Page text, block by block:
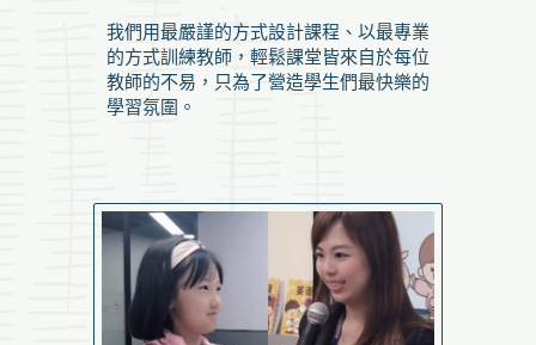
我們用最嚴謹的方式設計課程、以最專業
的方式訓練教師，輕鬆課堂皆來自於每位
教師的不易，只為了營造學生們最快樂的
學習氛圍。